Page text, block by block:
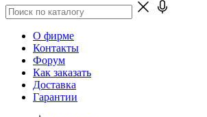
О фирме
Контакты
Форум
Как заказать
Доставка
Гарантии